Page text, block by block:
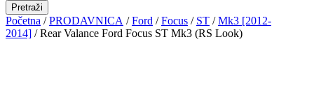
Pretraži
Početna /PRODAVNICA /Ford /Focus / ST /Mk3 [2012-
2014] / Rear Valance Ford Focus ST Mk3 (RS Look)